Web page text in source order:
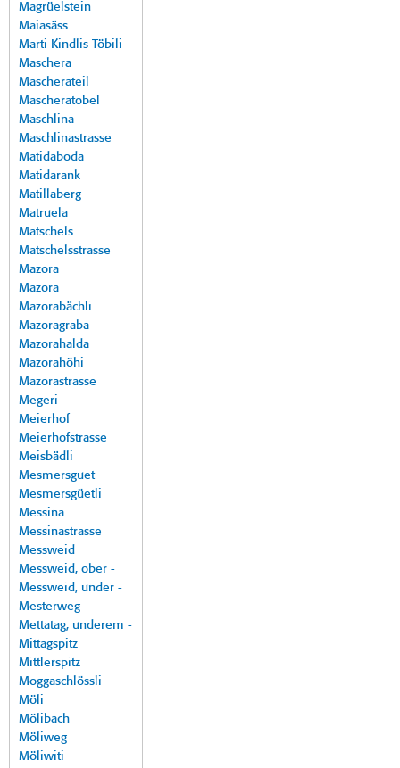
Magrüelstein
Maiasäss
Marti Kindlis Töbili
Maschera
Mascherateil
Mascheratobel
Maschlina
Maschlinastrasse
Matidaboda
Matidarank
Matillaberg
Matruela
Matschels
Matschelsstrasse
Mazora
Mazora
Mazorabächli
Mazoragraba
Mazorahalda
Mazorahöhi
Mazorastrasse
Megeri
Meierhof
Meierhofstrasse
Meisbädli
Mesmersguet
Mesmersgüetli
Messina
Messinastrasse
Messweid
Messweid, ober -
Messweid, under -
Mesterweg
Mettatag, underem -
Mittagspitz
Mittlerspitz
Moggaschlössli
Möli
Mölibach
Möliweg
Möliwiti